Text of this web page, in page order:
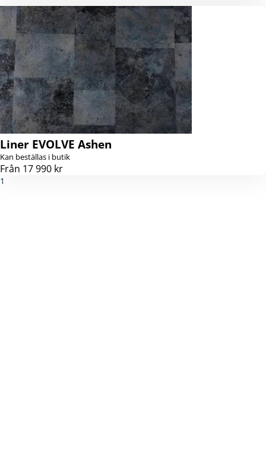
Liner EVOLVE Ashen
Kan beställas i butik
Från 17 990 kr
1